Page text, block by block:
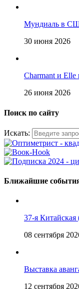
Мундиаль в
30 июня 2026
Charmant и Elle
26 июня 2026
Поиск по сайту
Искать:
Ближайшие
37-я
08 сентября
Выставка
12 сентября